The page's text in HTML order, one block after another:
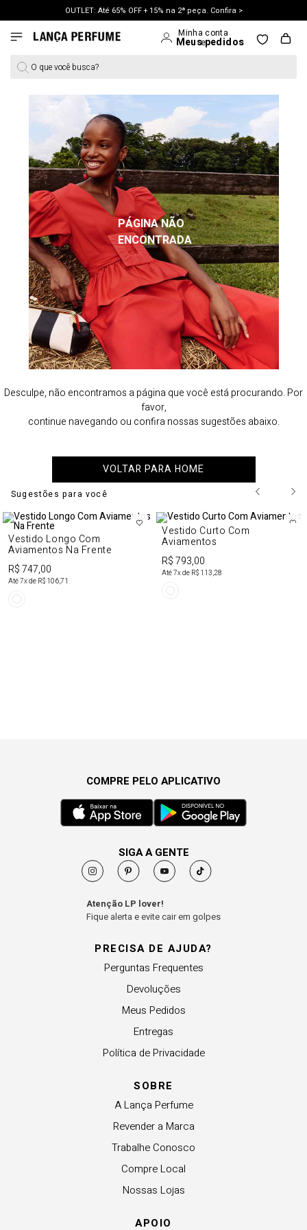
OUTLET: Até 65% OFF + 15% na 2ª peça. Confira >
O que você busca?
PÁGINA NÃO
ENCONTRADA
Desculpe, não encontramos a página que você está procurando. Por
favor,
continue navegando ou confira nossas sugestões abaixo.
VOLTAR PARA HOME
Sugestões para você
Vestido Longo Com
Aviamentos Na Frente
R$ 747,00
Até7x de R$ 106,71
Vestido Curto Com
Aviamentos
R$ 793,00
Até7x de R$ 113,28
PRECISA DE AJUDA?
Perguntas Frequentes
Devoluções
Meus Pedidos
Entregas
Política de Privacidade
SOBRE
A Lança Perfume
Revender a Marca
Trabalhe Conosco
Compre Local
Nossas Lojas
APOIO
COMPRE PELO APLICATIVO
SIGA A GENTE
Atenção LP lover!
Fique alerta e evite cair em golpes